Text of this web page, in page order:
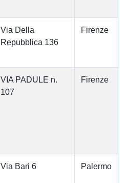
Via Della
Repubblica 136
Firenze
VIA PADULE n.
107
Firenze
Via Bari 6 Palermo